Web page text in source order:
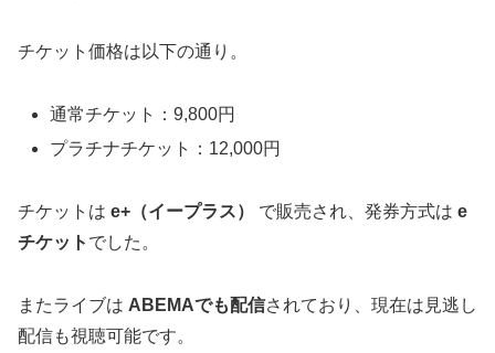
チケット価格は以下の通り。
通常チケット：9,800円
プラチナチケット：12,000円
チケットは e+（イープラス） で販売され、発券方式は e
チケット でした。
またライブは ABEMAでも配信されており、現在は見逃し
配信も視聴可能です。